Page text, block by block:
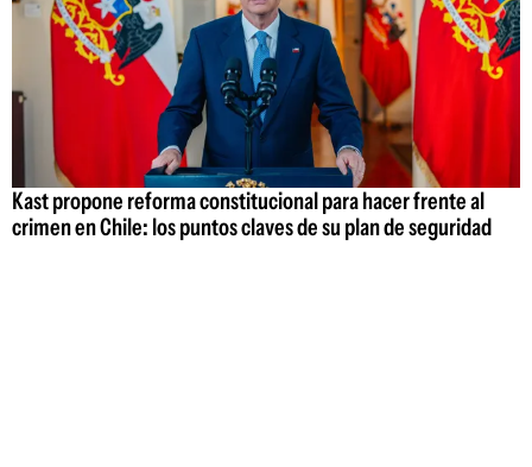
Kast propone reforma constitucional para hacer frente al
crimen en Chile: los puntos claves de su plan de seguridad